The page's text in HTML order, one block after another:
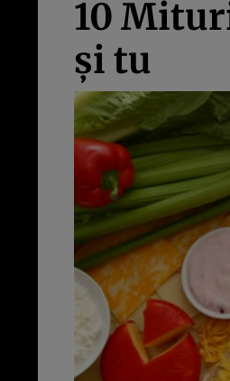
10
şi tu